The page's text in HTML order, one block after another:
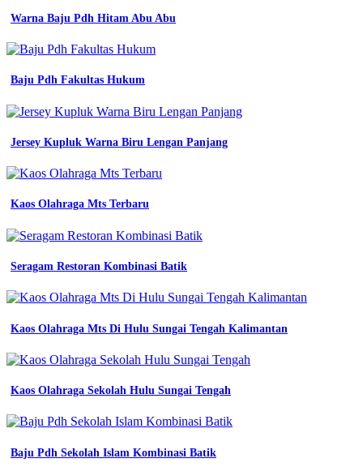
kerja
jual
kemeja
wearpack
biru
seragam
kerja
proyek
promo
baju
seragam
kemeja
lengan
seragam
jual
seragam
baju
safety
warna
Warna Baju Pdh Hitam Abu Abu
Baju Pdh Fakultas Hukum
Jersey Kupluk Warna Biru Lengan Panjang
Kaos Olahraga Mts Terbaru
Seragam Restoran Kombinasi Batik
Kaos Olahraga Mts Di Hulu Sungai Tengah Kalimantan
Kaos Olahraga Sekolah Hulu Sungai Tengah
Baju Pdh Sekolah Islam Kombinasi Batik